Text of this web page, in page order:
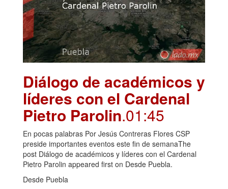
Diálogo de académicos y
líderes con el Cardenal
Pietro Parolin.01:45
En pocas palabras Por Jesús Contreras Flores CSP
preside importantes eventos este fin de semanaThe
post Diálogo de académicos y líderes con el Cardenal
Pietro Parolin appeared first on Desde Puebla.
Desde Puebla